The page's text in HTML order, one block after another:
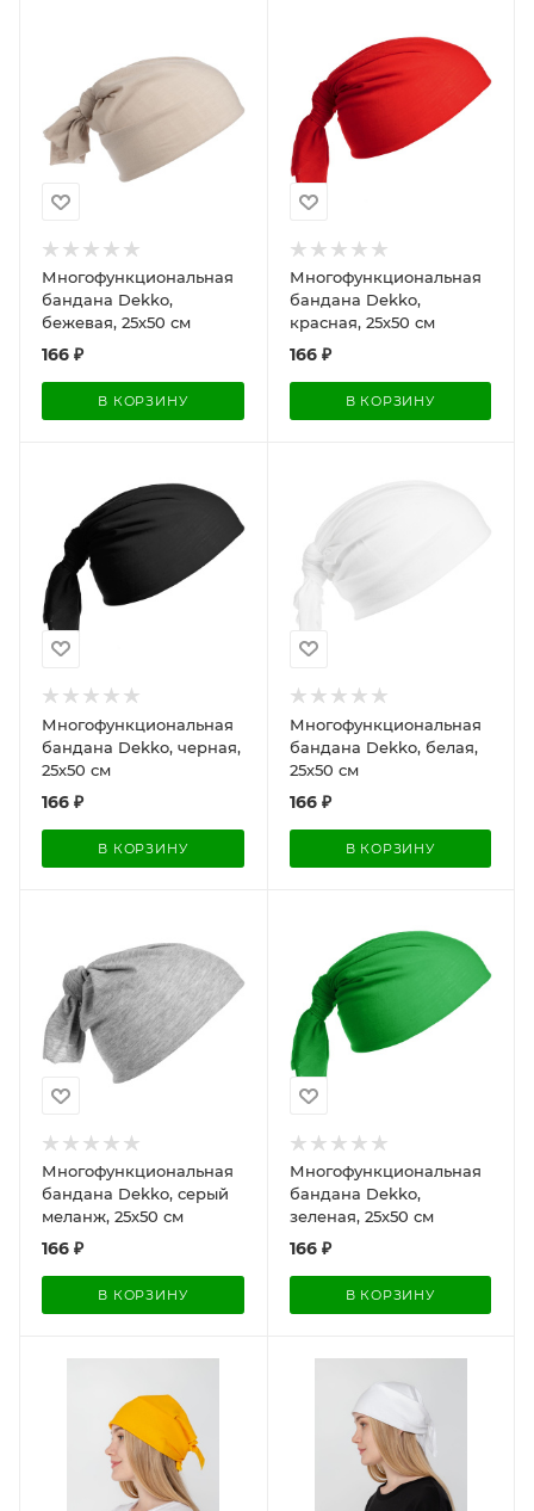
Многофункциональная
бандана Dekko,
бежевая, 25х50 см
166 ₽
В КОРЗИНУ
Многофункциональная
бандана Dekko,
красная, 25х50 см
166₽
В КОРЗИНУ
Многофункциональная
бандана Dekko, черная,
25х50 см
166 ₽
В КОРЗИНУ
Многофункциональная
бандана Dekko, белая,
25х50 см
166₽
В КОРЗИНУ
Многофункциональная
бандана Dekko, серый
меланж, 25х50 см
166 ₽
В КОРЗИНУ
Многофункциональная
бандана Dekko,
зеленая, 25х50 см
166₽
В КОРЗИНУ